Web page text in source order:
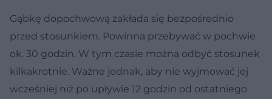
Gąbkę dopochwową zakłada się bezpośrednio
przed stosunkiem. Powinna przebywać w pochwie
ok. 30 godzin. W tym czasie można odbyć stosunek
kilkakrotnie. Ważne jednak, aby nie wyjmować jej
wcześniej niż po upływie 12 godzin od ostatniego